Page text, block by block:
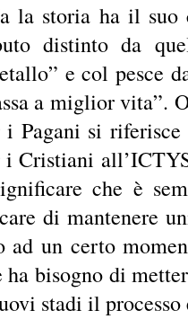
la storia ha il suo
distinto da
e col pesce
a miglior vita”.
i Pagani si
i Cristiani
che è
di mantenere
ad un certo
ha bisogno di
stadi il